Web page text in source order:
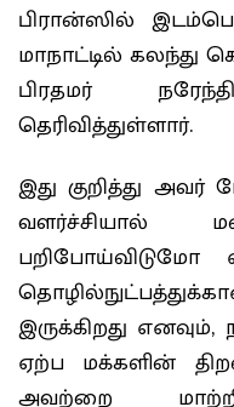
பிரான்ஸில்
மாநாட்டில்
பிரதமர்
தெரிவித்துள்ளார்.
இது குறித்து அவர்
வளர்ச்சியால்
இருக்கிறது
ஏற்ப மக்களின்
அவற்றை